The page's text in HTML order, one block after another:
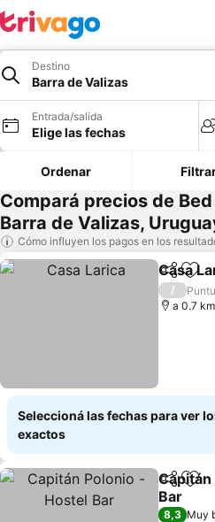
Destino
Barra de Valizas
Entrada/salida
Elige las fechas
Ordenar
Compará precios de
Barra de Valizas,
Cómo influyen los pagos en los
Casa
/
a 0.7
Seleccioná las fechas para ver
exactos
Bar
8,3 Muy